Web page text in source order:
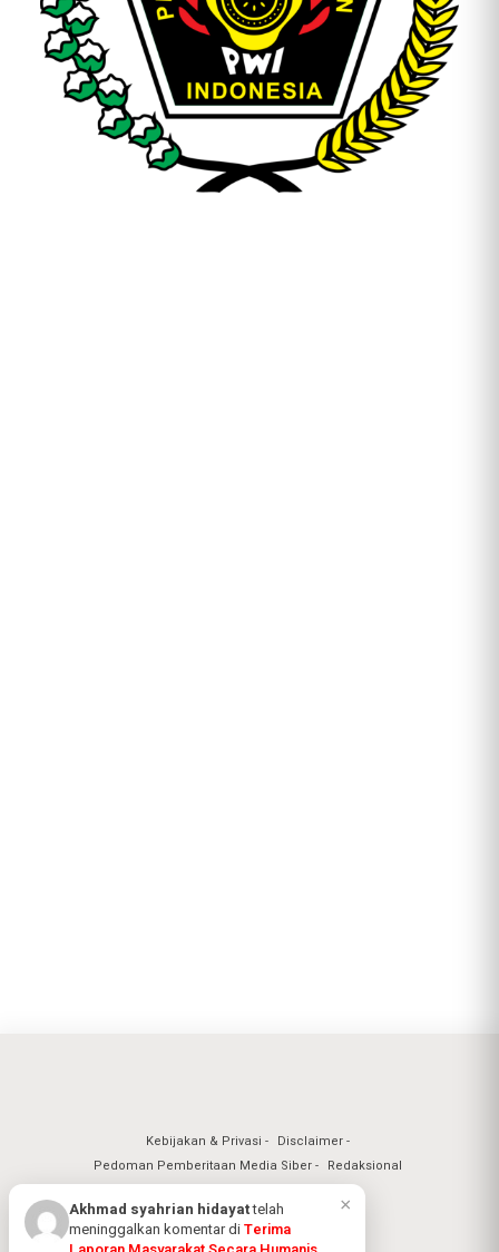
Kebijakan & Privasi
Disclaimer
Pedoman Pemberitaan Media Siber
Redaksional
Akhmad syahrian hidayattelah
meninggalkan komentar diTerima